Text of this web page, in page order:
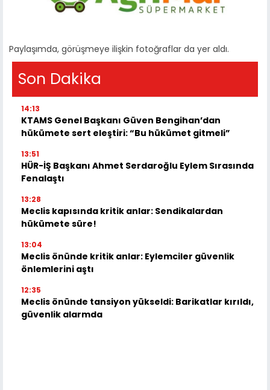
Paylaşımda, görüşmeye ilişkin fotoğraflar da yer aldı.
Son Dakika
14:13
KTAMS Genel Başkanı Güven Bengihan’dan
hükümete sert eleştiri: “Bu hükümet gitmeli”
13:51
HÜR-İŞ Başkanı Ahmet Serdaroğlu Eylem Sırasında
Fenalaştı
13:28
Meclis kapısında kritik anlar: Sendikalardan
hükümete süre!
13:04
Meclis önünde kritik anlar: Eylemciler güvenlik
önlemlerini aştı
12:35
Meclis önünde tansiyon yükseldi: Barikatlar kırıldı,
güvenlik alarmda